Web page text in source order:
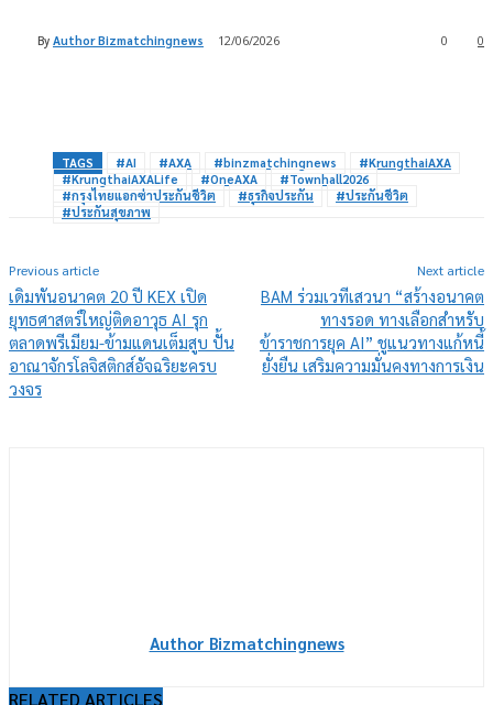
By Author Bizmatchingnews 12/06/2026 0
0
TAGS #AI #AXA #binzmatchingnews
#KrungthaiAXA
#KrungthaiAXALife
#OneAXA
#Townhall2026
#กรุงไทยแอกซ่าประกันชีวิต
#ธุรกิจประกัน
#ประกันชีวิต
#ประกันสุขภาพ
Previous article
เดิมพันอนาคต 20 ปี KEX เปิด
ยุทธศาสตร์ใหญ่ติดอาวุธ AI รุก
ตลาดพรีเมียม-ข้ามแดนเต็มสูบ ปั้น
อาณาจักรโลจิสติกส์อัจฉริยะครบ
วงจร
Next article
BAM ร่วมเวทีเสวนา “สร้างอนาคต
ทางรอด ทางเลือกสำหรับ
ข้าราชการยุค AI” ชูแนวทางแก้หนี้
ยั่งยืน เสริมความมั่นคงทางการเงิน
Author Bizmatchingnews
RELATED ARTICLES